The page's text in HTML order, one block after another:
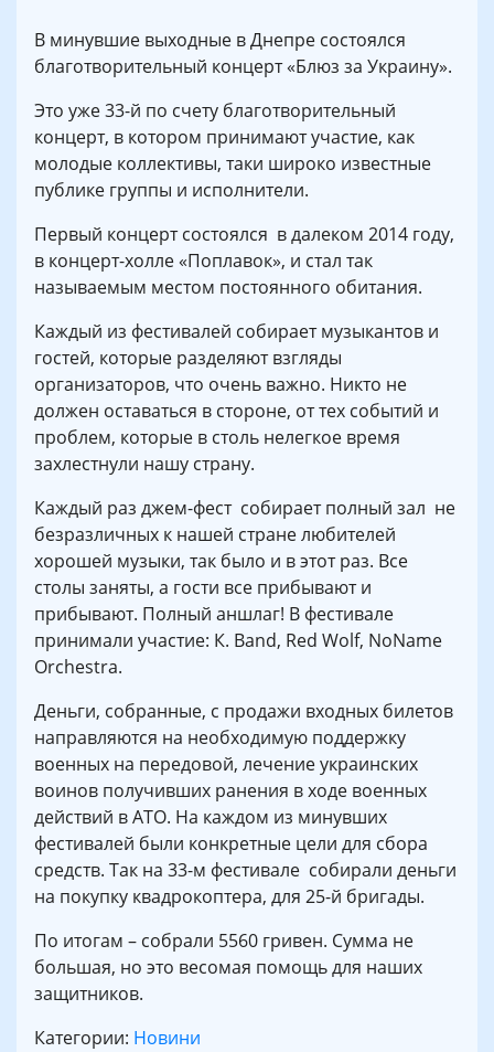
В минувшие выходные в Днепре состоялся
благотворительный концерт «Блюз за Украину».
Это уже 33-й по счету благотворительный
концерт, в котором принимают участие, как
молодые коллективы, таки широко известные
публике группы и исполнители.
Первый концерт состоялся в далеком 2014 году,
в концерт-холле «Поплавок», и стал так
называемым местом постоянного обитания.
Каждый из фестивалей собирает музыкантов и
гостей, которые разделяют взгляды
организаторов, что очень важно. Никто не
должен оставаться в стороне, от тех событий и
проблем, которые в столь нелегкое время
захлестнули нашу страну.
Каждый раз джем-фест собирает полный зал не
безразличных к нашей стране любителей
хорошей музыки, так было и в этот раз. Все
столы заняты, а гости все прибывают и
прибывают. Полный аншлаг! В фестивале
принимали участие: К. Band, Red Wolf, NoName
Orchestra.
Деньги, собранные, с продажи входных билетов
направляются на необходимую поддержку
военных на передовой, лечение украинских
воинов получивших ранения в ходе военных
действий в АТО. На каждом из минувших
фестивалей были конкретные цели для сбора
средств. Так на 33-м фестивале собирали деньги
на покупку квадрокоптера, для 25-й бригады.
По итогам – собрали 5560 гривен. Сумма не
большая, но это весомая помощь для наших
защитников.
Категории: Новини